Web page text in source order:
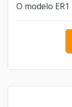
encontrado em
O modelo